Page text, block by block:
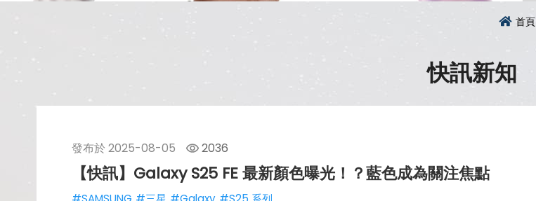
首頁
快訊新知
發布於 2025-08-05 2036
【快訊】Galaxy S25 FE 最新顏色曝光！？藍色成為關注焦點